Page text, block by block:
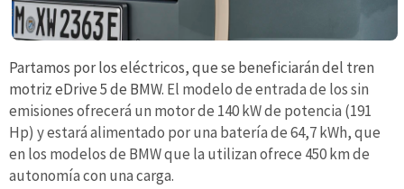
Partamos por los eléctricos, que se beneficiarán del tren
motriz eDrive 5 de BMW. El modelo de entrada de los sin
emisiones ofrecerá un motor de 140 kW de potencia (191
Hp) y estará alimentado por una batería de64,7 kWh, que
en los modelos de BMW que la utilizan ofrece 450 km de
autonomía con una carga.